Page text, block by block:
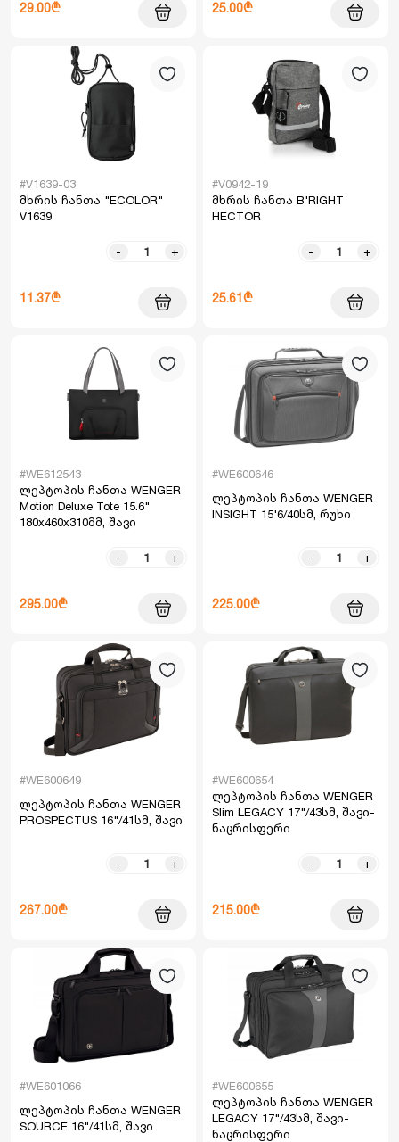
29.00₾ 25.00₾
#V1639-03
მხრის ჩანთა "ECOLOR"
V1639
- +
11.37₾
#V0942-19
მხრის ჩანთა B'RIGHT
HECTOR
- +
25.61₾
#WE612543
ლეპტოპის ჩანთა WENGER
Motion Deluxe Tote 15.6"
180x460x310მმ, შავი
- +
295.00₾
#WE600646
ლეპტოპის ჩანთა WENGER
INSIGHT 15'6/40სმ, რუხი
- +
225.00₾
#WE600649
ლეპტოპის ჩანთა WENGER
PROSPECTUS 16"/41სმ, შავი
- +
267.00₾
#WE600654
ლეპტოპის ჩანთა WENGER
Slim LEGACY 17"/43სმ, შავი-
ნაცრისფერი
- +
215.00₾
#WE601066
ლეპტოპის ჩანთა WENGER
SOURCE 16"/41სმ, შავი
#WE600655
ლეპტოპის ჩანთა WENGER
LEGACY 17"/43სმ, შავი-
ნაცრისფერი